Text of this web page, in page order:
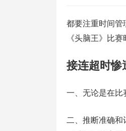
都要注重时间管
《头脑王》比
接连超时惨
一、无论是在比
二、推断准确